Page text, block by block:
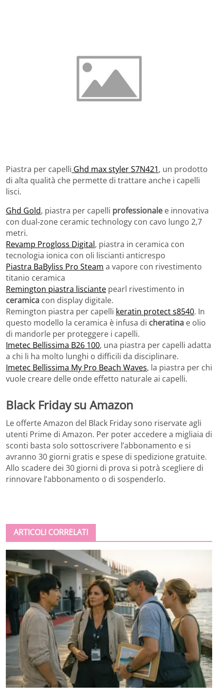
Piastra per capelli Ghd max styler S7N421, un prodotto
di alta qualità che permette di trattare anche i capelli
lisci.
Ghd Gold, piastra per capelli professionale e innovativa
con dual-zone ceramic technology con cavo lungo 2,7
metri.
Revamp Progloss Digital, piastra in ceramica con
tecnologia ionica con oli liscianti anticrespo
Piastra BaByliss Pro Steam a vapore con rivestimento
titanio ceramica
Remington piastra lisciante pearl rivestimento in
ceramica con display digitale.
Remington piastra per capelli keratin protect s8540. In
questo modello la ceramica è infusa di cheratina e olio
di mandorle per proteggere i capelli.
Imetec Bellissima B26 100, una piastra per capelli adatta
a chi li ha molto lunghi o difficili da disciplinare.
Imetec Bellissima My Pro Beach Waves, la piastra per chi
vuole creare delle onde effetto naturale ai capelli.
Black Friday su Amazon
Le offerte Amazon del Black Friday sono riservate agli
utenti Prime di Amazon. Per poter accedere a migliaia di
sconti basta solo sottoscrivere l’abbonamento e si
avranno 30 giorni gratis e spese di spedizione gratuite.
Allo scadere dei 30 giorni di prova si potrà scegliere di
rinnovare l’abbonamento o di sospenderlo.
ARTICOLI CORRELATI